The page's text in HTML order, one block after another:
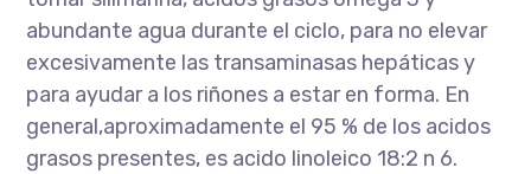
abundante agua durante el ciclo, para no elevar
excesivamente las transaminasas hepáticas y
para ayudar a los riñones a estar en forma. En
general,aproximadamente el 95 % de los acidos
grasos presentes, es acido linoleico 18:2 n 6.